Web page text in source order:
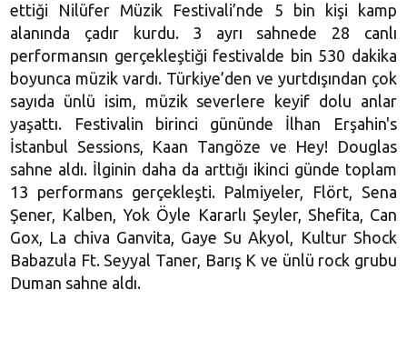
ettiği Nilüfer Müzik Festivali’nde 5 bin kişi kamp
alanında çadır kurdu. 3 ayrı sahnede 28 canlı
performansın gerçekleştiği festivalde bin 530 dakika
boyunca müzik vardı. Türkiye’den ve yurtdışından çok
sayıda ünlü isim, müzik severlere keyif dolu anlar
yaşattı. Festivalin birinci gününde İlhan Erşahin's
İstanbul Sessions, Kaan Tangöze ve Hey! Douglas
sahne aldı. İlginin daha da arttığı ikinci günde toplam
13 performans gerçekleşti. Palmiyeler, Flört, Sena
Şener, Kalben, Yok Öyle Kararlı Şeyler, Shefita, Can
Gox, La chiva Ganvita, Gaye Su Akyol, Kultur Shock
Babazula Ft. Seyyal Taner, Barış K ve ünlü rock grubu
Duman sahne aldı.